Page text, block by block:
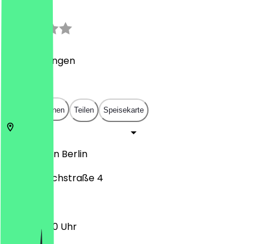
Bewertungen
In App öffnen Teilen Speisekarte
12045 Berlin Berlin
Wildenbruchstraße 4
11:00 - 23:00 Uhr